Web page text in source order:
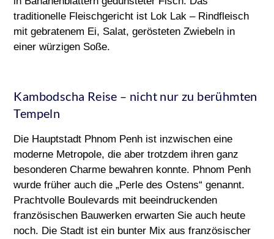
traditionelle Fleischgericht ist Lok Lak – Rindfleisch
mit gebratenem Ei, Salat, gerösteten Zwiebeln in
einer würzigen Soße.
Kambodscha Reise – nicht nur zu berühmten
Tempeln
Die Hauptstadt Phnom Penh ist inzwischen eine
moderne Metropole, die aber trotzdem ihren ganz
besonderen Charme bewahren konnte. Phnom Penh
wurde früher auch die „Perle des Ostens“ genannt.
Prachtvolle Boulevards mit beeindruckenden
französischen Bauwerken erwarten Sie auch heute
noch. Die Stadt ist ein bunter Mix aus französischer